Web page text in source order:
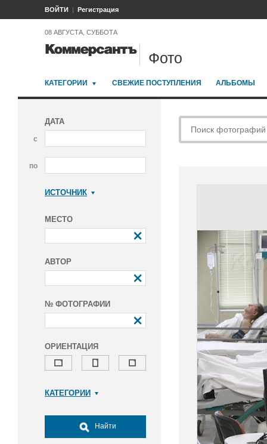
ВОЙТИ Регистрация
08 АВГУСТА, СУББОТА
Фото
КАТЕГОРИИ СВЕЖИЕ ПОСТУПЛЕНИЯ АЛЬБОМЫ
ДАТА
с
по
ИСТОЧНИК
МЕСТО
АВТОР
№ ФОТОГРАФИИ
ОРИЕНТАЦИЯ
КАТЕГОРИИ
Досуг, туризм и отдых
Культура
Найти